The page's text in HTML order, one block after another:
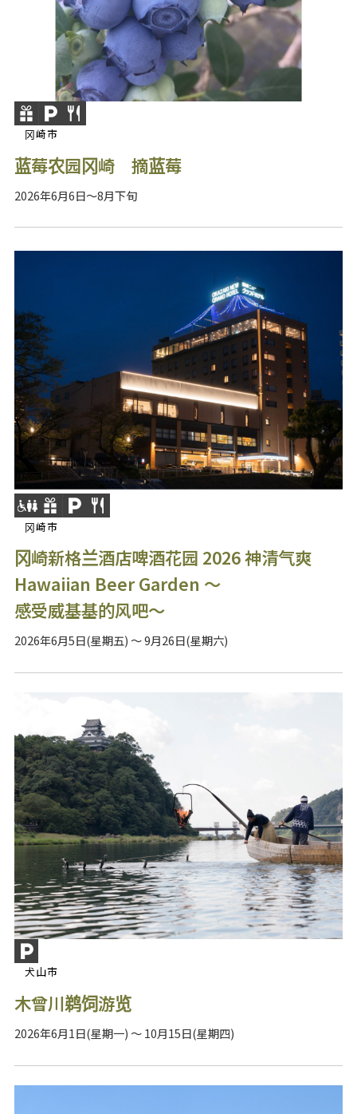
冈崎市
蓝莓农园冈崎 摘蓝莓
2026年6月6日～8月下旬
冈崎市
冈崎新格兰酒店啤酒花园 2026 神清气爽
Hawaiian Beer Garden ～
感受威基基的风吧～
2026年6月5日(星期五) ～ 9月26日(星期六)
犬山市
木曾川鹈饲游览
2026年6月1日(星期一) ～ 10月15日(星期四)